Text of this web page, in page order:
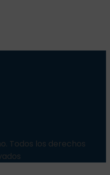
Todos los derechos